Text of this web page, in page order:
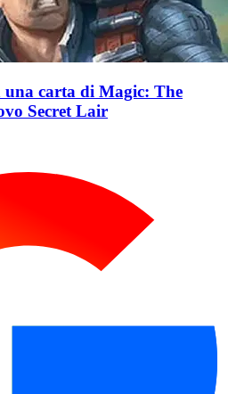
una carta di Magic: The
Secret Lair